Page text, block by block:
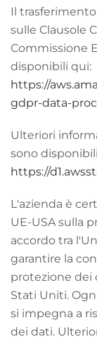
Il
sulle Clausole
Commissione
disponibili qui:
https://
gdpr-data-
Ulteriori
sono
https://
L'azienda è
UE-USA sulla
accordo tra
garantire la
protezione dei
Stati Uniti.
si impegna a
dei dati.